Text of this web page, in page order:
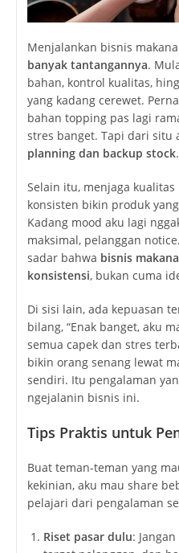
Menjalankan bisnis
banyak tantangannya.
bahan, kontrol kualitas,
yang kadang cerewet.
bahan topping pas lagi
stres banget. Tapi dari situ
planning dan backup stock.
Selain itu, menjaga
konsisten bikin produk
Kadang mood aku lagi
maksimal, pelanggan
sadar bahwa bisnis
konsistensi, bukan cuma
Di sisi lain, ada kepuasan
bilang, “Enak banget, aku
semua capek dan stres
bikin orang senang lewat
sendiri. Itu pengalaman
ngejalanin bisnis ini.
Tips Praktis untuk
Buat teman-teman yang
kekinian, aku mau share
pelajari dari pengalaman
Riset pasar dulu: